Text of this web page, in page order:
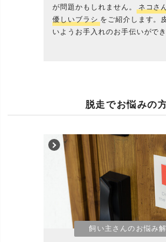
が問題かもしれません。
ネコさ
優しいブラシ をご紹介します。
いようお手入れのお手伝いができ
脱走でお悩みの
飼い主さんのお悩み